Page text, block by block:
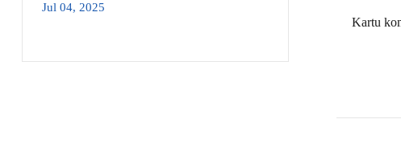
Jul 04, 2025
Kartu